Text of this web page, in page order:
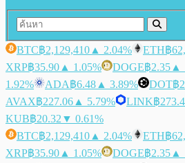
BTC฿2,129,410 ▲ 2.04% ETH฿
XRP฿35.90 ▲ 1.05% DOGE฿2.35 ▲
1.92%
ADA฿6.48 ▲ 3.89% DOT฿
AVAX฿227.06 ▲ 5.79% LINK฿
KUB฿20.32 ▼ 0.61%
BTC฿2,129,410 ▲ 2.04% ETH฿
XRP฿35.90 ▲ 1.05% DOGE฿2.35 ▲